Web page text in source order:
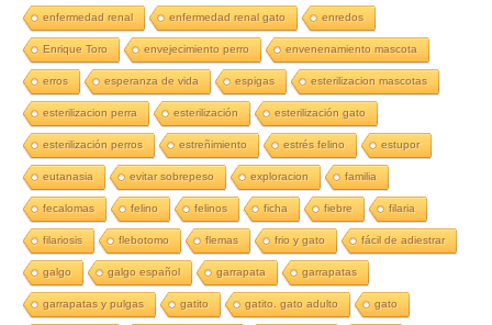
enfermedad renal enfermedad renal gato enredos
Enrique Toro envejecimiento perro envenenamiento mascota
erros esperanza de vida espigas esterilizacion mascotas
esterilizacion perra esterilización esterilización gato
esterilización perros estreñimiento estrés felino estupor
eutanasia evitar sobrepeso exploracion familia
fecalomas felino felinos ficha fiebre filaria
filariosis flebotomo flemas frio y gato fácil de adiestrar
galgo galgo español garrapata garrapatas
garrapatas y pulgas gatito gatito. gato adulto gato